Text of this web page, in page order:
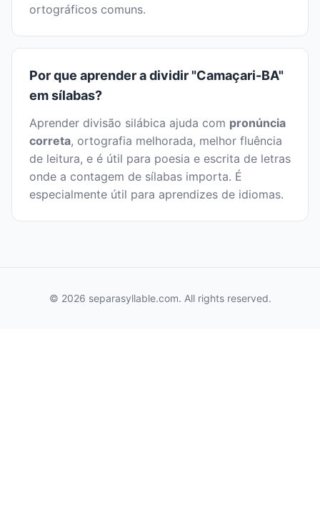
ortográficos comuns.
Por que aprender a dividir "Camaçari-BA"
em sílabas?
Aprender divisão silábica ajuda com pronúncia
correta, ortografia melhorada, melhor fluência
de leitura, e é útil para poesia e escrita de letras
onde a contagem de sílabas importa. É
especialmente útil para aprendizes de idiomas.
© 2026 separasyllable.com. All rights reserved.